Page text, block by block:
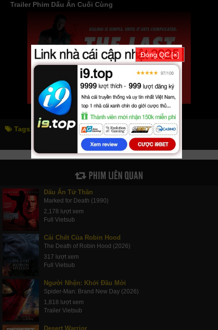
Trailer Phim Dấu Ấn Cuối Cùng
Tags: dấu ấn cuối cùng the last mark
PHIM LIÊN QUAN
Dấu Ấn Tử Thần
Marked for Death (1990)
2,178 lượt xem
Full Vietsub
Cái Chết Của Robin Hood
The Death of Robin Hood (2026)
317 lượt xem
Full Vietsub
Người Nhện: Khởi Đầu Mới
Spider-Man: Brand New Day (2026)
1,818 lượt xem
Trailer Vietsub
Desert Warrior
Đóng QC [×]